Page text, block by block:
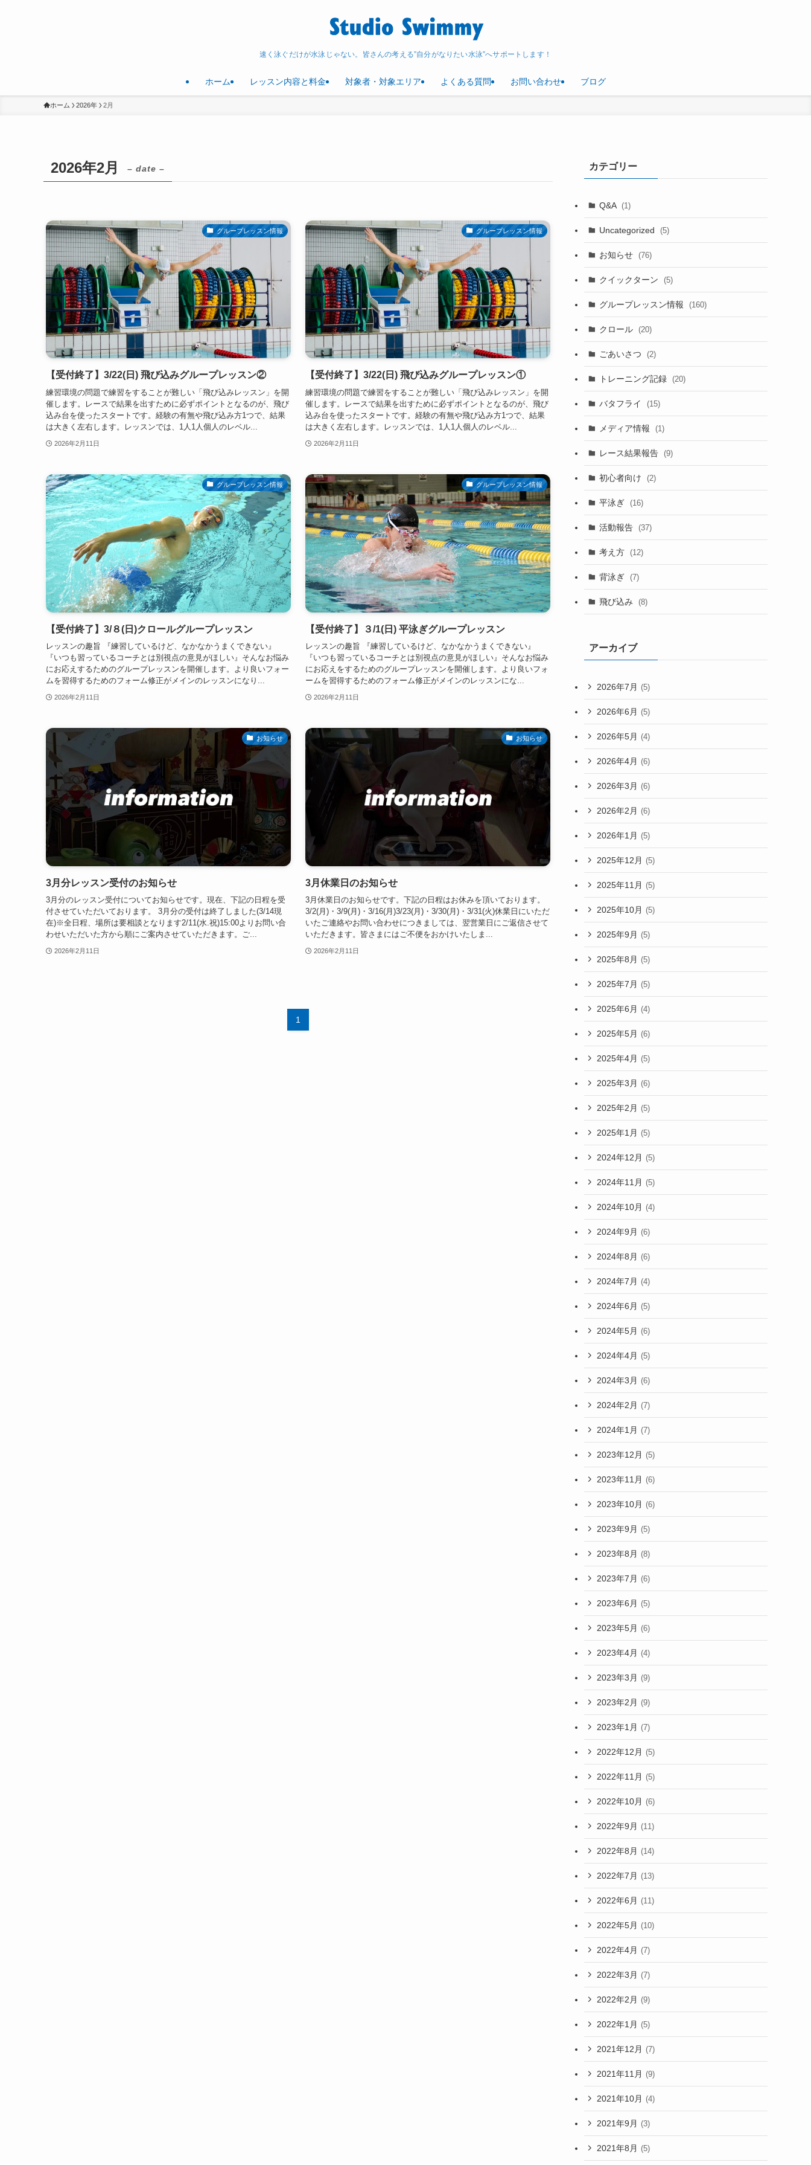
速く泳ぐだけが水泳じゃない。皆さんの考える”自分がなりたい水泳”へサポートします！
ホーム レッスン内容と料金 対象者・対象エリア よくある質問 お問い合わせ ブログ
ホーム 2026年 2月
2026年2月 – date –
グループレッスン情報
【受付終了】3/22(日) 飛び込みグループレッスン②
練習環境の問題で練習をすることが難しい「飛び込みレッスン」を開
催します。レースで結果を出すために必ずポイントとなるのが、飛び
込み台を使ったスタートです。経験の有無や飛び込み方1つで、結果
は大きく左右します。レッスンでは、1人1人個人のレベル...
2026年2月11日
グループレッスン情報
【受付終了】3/22(日) 飛び込みグループレッスン①
練習環境の問題で練習をすることが難しい「飛び込みレッスン」を開
催します。レースで結果を出すために必ずポイントとなるのが、飛び
込み台を使ったスタートです。経験の有無や飛び込み方1つで、結果
は大きく左右します。レッスンでは、1人1人個人のレベル...
2026年2月11日
グループレッスン情報
【受付終了】3/８(日)クロールグループレッスン
レッスンの趣旨 『練習しているけど、なかなかうまくできない』
『いつも習っているコーチとは別視点の意見がほしい』そんなお悩み
にお応えするためのグループレッスンを開催します。より良いフォー
ムを習得するためのフォーム修正がメインのレッスンになり...
2026年2月11日
グループレッスン情報
【受付終了】３/1(日) 平泳ぎグループレッスン
レッスンの趣旨 『練習しているけど、なかなかうまくできない』
『いつも習っているコーチとは別視点の意見がほしい』そんなお悩み
にお応えをするためのグループレッスンを開催します。より良いフォ
ームを習得するためのフォーム修正がメインのレッスンにな...
2026年2月11日
お知らせ
3月分レッスン受付のお知らせ
3月分のレッスン受付についてお知らせです。現在、下記の日程を受
付させていただいております。 3月分の受付は終了しました(3/14現
在)※全日程、場所は要相談となります2/11(水.祝)15:00よりお問い合
わせいただいた方から順にご案内させていただきます。ご...
2026年2月11日
お知らせ
3月休業日のお知らせ
3月休業日のお知らせです。下記の日程はお休みを頂いております。
3/2(月)・3/9(月)・3/16(月)3/23(月)・3/30(月)・3/31(火)休業日にいただ
いたご連絡やお問い合わせにつきましては、翌営業日にご返信させて
いただきます。皆さまにはご不便をおかけいたしま...
2026年2月11日
1
カテゴリー
Q&A (1)
Uncategorized (5)
お知らせ (76)
クイックターン (5)
グループレッスン情報 (160)
クロール (20)
ごあいさつ (2)
トレーニング記録 (20)
バタフライ (15)
メディア情報 (1)
レース結果報告 (9)
初心者向け (2)
平泳ぎ (16)
活動報告 (37)
考え方 (12)
背泳ぎ (7)
飛び込み (8)
アーカイブ
2026年7月 (5)
2026年6月 (5)
2026年5月 (4)
2026年4月 (6)
2026年3月 (6)
2026年2月 (6)
2026年1月 (5)
2025年12月 (5)
2025年11月 (5)
2025年10月 (5)
2025年9月 (5)
2025年8月 (5)
2025年7月 (5)
2025年6月 (4)
2025年5月 (6)
2025年4月 (5)
2025年3月 (6)
2025年2月 (5)
2025年1月 (5)
2024年12月 (5)
2024年11月 (5)
2024年10月 (4)
2024年9月 (6)
2024年8月 (6)
2024年7月 (4)
2024年6月 (5)
2024年5月 (6)
2024年4月 (5)
2024年3月 (6)
2024年2月 (7)
2024年1月 (7)
2023年12月 (5)
2023年11月 (6)
2023年10月 (6)
2023年9月 (5)
2023年8月 (8)
2023年7月 (6)
2023年6月 (5)
2023年5月 (6)
2023年4月 (4)
2023年3月 (9)
2023年2月 (9)
2023年1月 (7)
2022年12月 (5)
2022年11月 (5)
2022年10月 (6)
2022年9月 (11)
2022年8月 (14)
2022年7月 (13)
2022年6月 (11)
2022年5月 (10)
2022年4月 (7)
2022年3月 (7)
2022年2月 (9)
2022年1月 (5)
2021年12月 (7)
2021年11月 (9)
2021年10月 (4)
2021年9月 (3)
2021年8月 (5)